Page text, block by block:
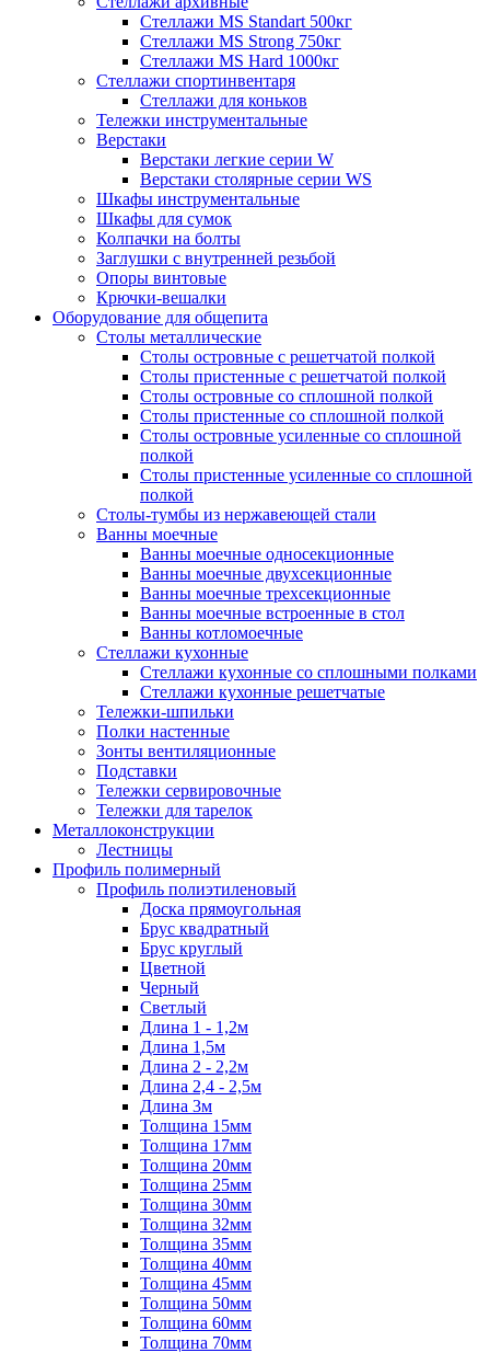
Стеллажи MS Standart 500кг
Стеллажи MS Strong 750кг
Стеллажи MS Hard 1000кг
Стеллажи спортинвентаря
Стеллажи для коньков
Тележки инструментальные
Верстаки
Верстаки легкие серии W
Верстаки столярные серии WS
Шкафы инструментальные
Шкафы для сумок
Колпачки на болты
Заглушки с внутренней резьбой
Опоры винтовые
Крючки-вешалки
Оборудование для общепита
Столы металлические
Столы островные с решетчатой полкой
Столы пристенные с решетчатой полкой
Столы островные со сплошной полкой
Столы пристенные со сплошной полкой
Столы островные усиленные со сплошной
полкой
Столы пристенные усиленные со сплошной
полкой
Столы-тумбы из нержавеющей стали
Ванны моечные
Ванны моечные односекционные
Ванны моечные двухсекционные
Ванны моечные трехсекционные
Ванны моечные встроенные в стол
Ванны котломоечные
Стеллажи кухонные
Стеллажи кухонные со сплошными полками
Стеллажи кухонные решетчатые
Тележки-шпильки
Полки настенные
Зонты вентиляционные
Подставки
Тележки сервировочные
Тележки для тарелок
Металлоконструкции
Лестницы
Профиль полимерный
Профиль полиэтиленовый
Доска прямоугольная
Брус квадратный
Брус круглый
Цветной
Черный
Светлый
Длина 1 - 1,2м
Длина 1,5м
Длина 2 - 2,2м
Длина 2,4 - 2,5м
Длина 3м
Толщина 15мм
Толщина 17мм
Толщина 20мм
Толщина 25мм
Толщина 30мм
Толщина 32мм
Толщина 35мм
Толщина 40мм
Толщина 45мм
Толщина 50мм
Толщина 60мм
Толщина 70мм